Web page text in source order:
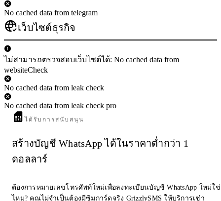
No cached data from telegram
เว็บไซต์ธุรกิจ
ไม่สามารถตรวจสอบเว็บไซต์ได้: No cached data from
websiteCheck
No cached data from leak check
No cached data from leak check pro
ได้รับการสนับสนุน
สร้างบัญชี WhatsApp ได้ในราคาต่ำกว่า 1
ดอลลาร์
ต้องการหมายเลขโทรศัพท์ใหม่เพื่อลงทะเบียนบัญชี WhatsApp ใหม่ใช่
ไหม? คุณไม่จำเป็นต้องมีซิมการ์ดจริง GrizzlySMS ให้บริการเช่า